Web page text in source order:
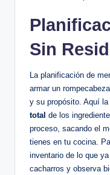
Sin
La planificación de
armar un
y su propósito. Aquí la
total de los
proceso, sacando el
tienes en tu cocina.
inventario de lo que
cacharros y observa